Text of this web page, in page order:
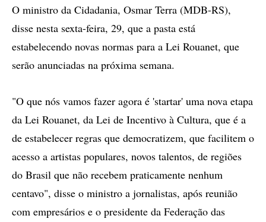
compartilhamento
O ministro da Cidadania, Osmar Terra (MDB-RS),
disse nesta sexta-feira, 29, que a pasta está
estabelecendo novas normas para a Lei Rouanet, que
serão anunciadas na próxima semana.
"O que nós vamos fazer agora é 'startar' uma nova etapa
da Lei Rouanet, da Lei de Incentivo à Cultura, que é a
de estabelecer regras que democratizem, que facilitem o
acesso a artistas populares, novos talentos, de regiões
do Brasil que não recebem praticamente nenhum
centavo", disse o ministro a jornalistas, após reunião
com empresários e o presidente da Federação das